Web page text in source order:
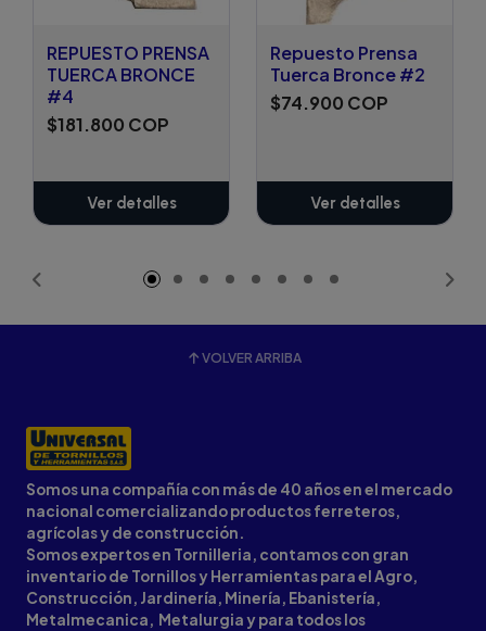
REPUESTO PRENSA
TUERCA BRONCE
#4
$181.800 COP
Ver detalles
Repuesto Prensa
Tuerca Bronce #2
$74.900 COP
Ver detalles
VOLVER ARRIBA
Somos una compañía con más de 40 años en el mercado
nacional comercializando productos ferreteros,
agrícolas y de construcción.
Somos expertos en Tornilleria, contamos con gran
inventario de Tornillos y Herramientas para el Agro,
Construcción, Jardinería, Minería, Ebanistería,
Metalmecanica, Metalurgia y para todos los